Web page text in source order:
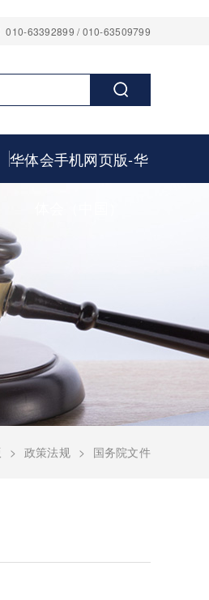
010-63392899 / 010-63509799
华体会手机网页版-华
政策法规 国务院文件